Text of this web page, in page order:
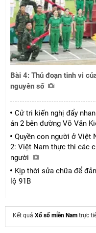
Bài 4: Thủ đoạn tinh vi
nguyên số
Cử tri kiến nghị đẩy
án 2 bên đường Võ Văn
Quyền con người ở Việt
2: Việt Nam thực thi các
người
Kịp thời sửa chữa để
lộ 91B
Kết quả Xổ số miền Nam trực